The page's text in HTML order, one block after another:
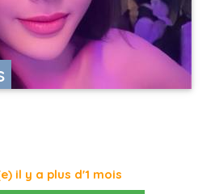
il y a plus d'1 mois